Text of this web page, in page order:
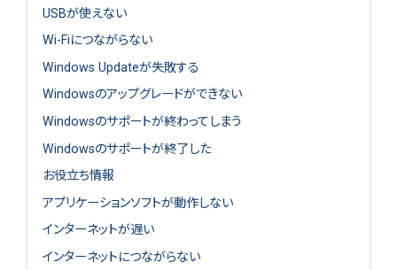
USBが使えない
Wi-Fiにつながらない
Windows Updateが失敗する
Windowsのアップグレードができない
Windowsのサポートが終わってしまう
Windowsのサポートが終了した
お役立ち情報
アプリケーションソフトが動作しない
インターネットが遅い
インターネットにつながらない